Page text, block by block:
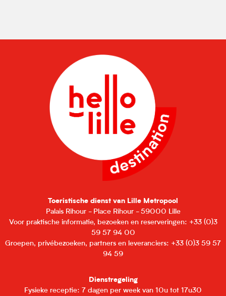
Toeristische dienst van Lille Metropool
Palais Rihour - Place Rihour - 59000 Lille
Voor praktische informatie, bezoeken en reserveringen: +33 (0)3
59 57 94 00
Groepen, privébezoeken, partners en leveranciers: +33 (0)3 59 57
94 59
Dienstregeling
Fysieke receptie: 7 dagen per week van 10u tot 17u30